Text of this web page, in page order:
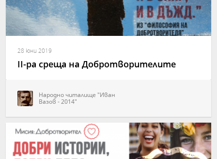
28 юни 2019
II-ра среща на Добротворителите
Народно читалище "Иван
Вазов - 2014"